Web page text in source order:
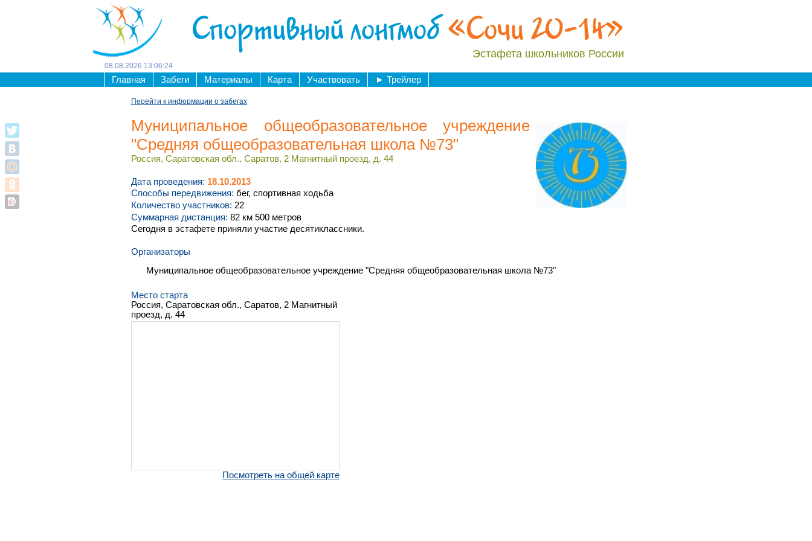
Спортивный лонгмоб«Сочи 20-14»
Эстафета школьников России
08 08 2026 13:06:24
Главная Забеги Материалы Карта Участвовать ► Трейлер
Перейти к информации о забегах
Муниципальное общеобразовательное учреждение
"Средняя общеобразовательная школа №73"
Россия, Саратовская обл., Саратов, 2 Магнитный проезд, д. 44
Дата проведения: 18.10.2013
Способы передвижения: бег, спортивная ходьба
Количество участников: 22
Суммарная дистанция: 82 км 500 метров
Сегодня в эстафете приняли участие десятиклассники.
Организаторы
Муниципальное общеобразовательное учреждение "Средняя общеобразовательная школа №73"
Место старта
Россия, Саратовская обл., Саратов, 2 Магнитный
проезд, д. 44
Посмотреть на общей карте